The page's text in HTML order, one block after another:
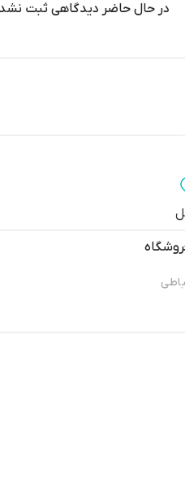
در حال حاضر دیدگاهی ثبت